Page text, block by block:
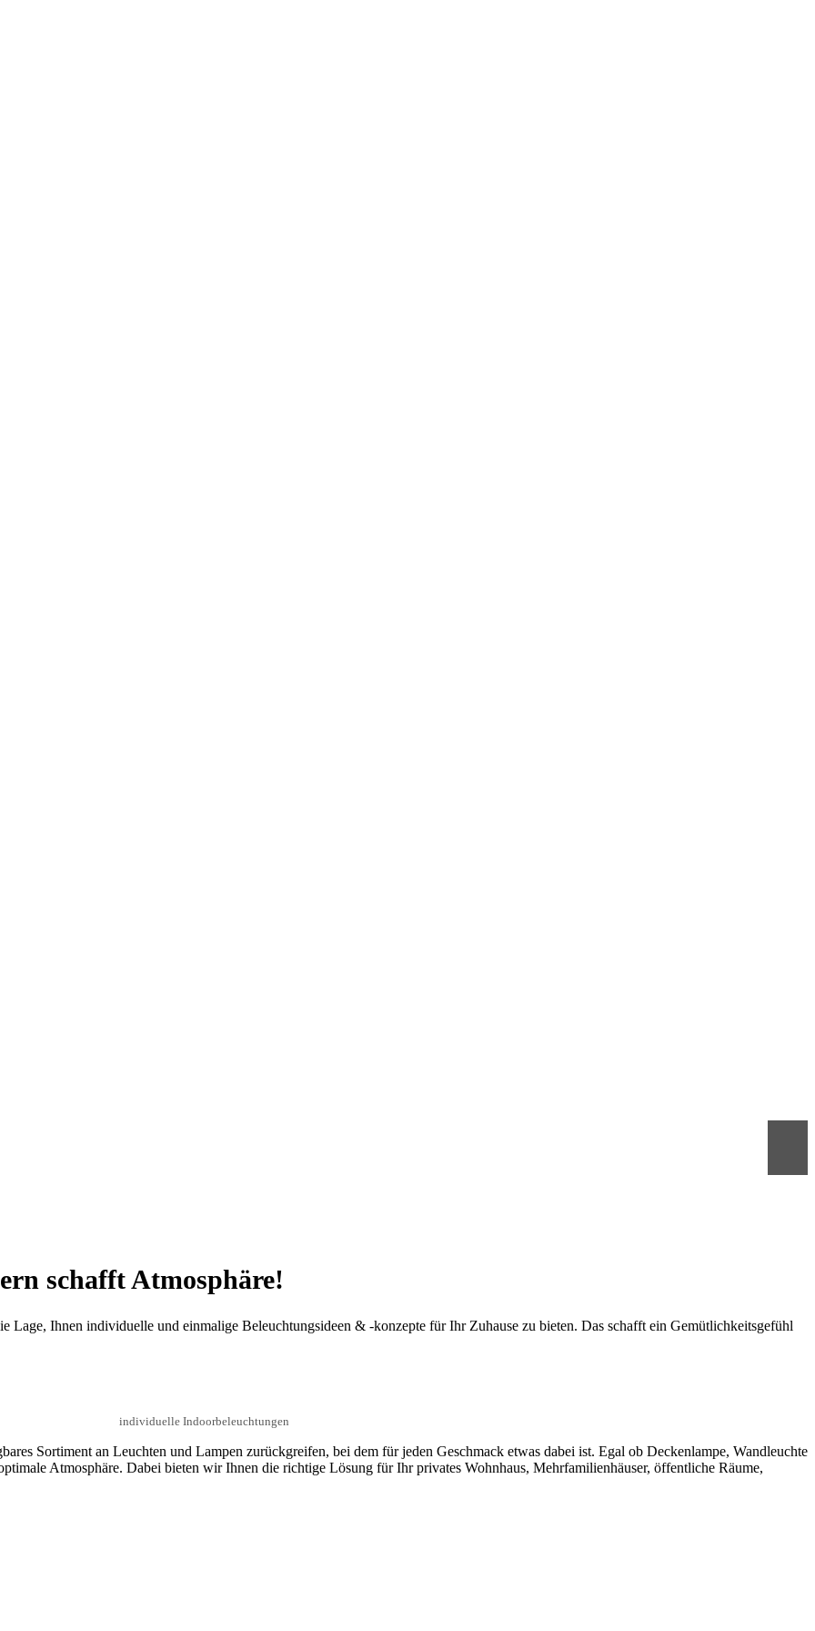
schafft Atmosphäre!
Lage, Ihnen individuelle und einmalige Beleuchtungsideen & -konzepte für Ihr Zuhause zu bieten. Das schafft ein Gemütlichkeitsgefühl
individuelle Indoorbeleuchtungen
Sortiment an Leuchten und Lampen zurückgreifen, bei dem für jeden Geschmack etwas dabei ist. Egal ob Deckenlampe, Wandleuchte
Atmosphäre. Dabei bieten wir Ihnen die richtige Lösung für Ihr privates Wohnhaus, Mehrfamilienhäuser, öffentliche Räume,